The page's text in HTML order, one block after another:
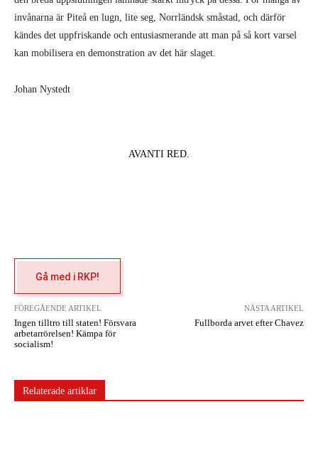
invånarna är Piteå en lugn, lite seg, Norrländsk småstad, och därför
kändes det uppfriskande och entusiasmerande att man på så kort varsel
kan mobilisera en demonstration av det här slaget.
Johan Nystedt
AVANTI RED.
Gå med i RKP!
FÖREGÅENDE ARTIKEL
Ingen tilltro till staten! Försvara
arbetarrörelsen! Kämpa för
socialism!
NÄSTA ARTIKEL
Fullborda arvet efter Chavez
Relaterade artiklar